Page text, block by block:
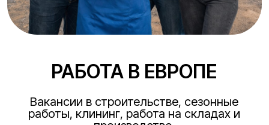
РАБОТА В ЕВРОПЕ
Вакансии в строительстве, сезонные
работы, клининг, работа на складах и